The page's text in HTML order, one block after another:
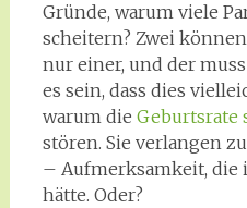
Gründe, warum viele
scheitern? Zwei
nur einer, und der
es sein, dass dies
warum die Geburtsrate
stören. Sie verlangen
– Aufmerksamkeit,
hätte. Oder?